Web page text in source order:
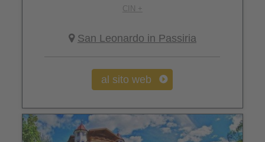
CIN +
San Leonardo in Passiria
al sito web